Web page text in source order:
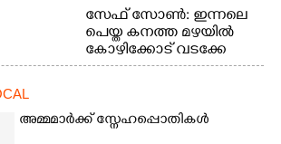
സേഫ് സോൺ: ഇന്നലെ
പെയ്ത കനത്ത മഴയിൽ
കോഴിക്കോട് വടക്കേ
വയലിൽ വെള്ളം
വെള്ളത്തിലൂടെ
അമ്മമാർക്ക് സ്നേഹപ്പൊതികൾ